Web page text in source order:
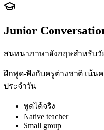
Junior
สนทนาภาษาอังกฤษสำหรับวั
ฝึกพูด-ฟังกับครูต่างชาติ เน้น
ประจำวัน
พูดได้จริง
Native teacher
Small group